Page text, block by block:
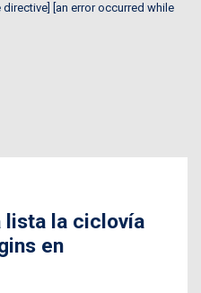
[an error occurred while
lista la ciclovía
en